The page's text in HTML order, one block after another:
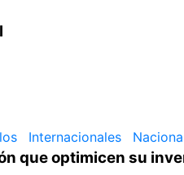
Internacionales
que optimicen su